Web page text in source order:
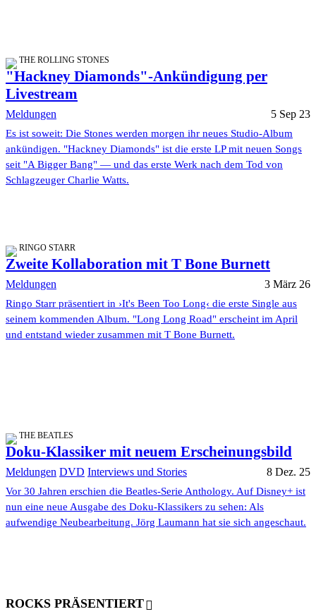
THE ROLLING STONES
"Hackney Diamonds"-Ankündigung per
Livestream
Meldungen 5 Sep 23
Es ist soweit: Die Stones werden morgen ihr neues Studio-Album
ankündigen. "Hackney Diamonds" ist die erste LP mit neuen Songs
seit "A Bigger Bang" — und das erste Werk nach dem Tod von
Schlagzeuger Charlie Watts.
RINGO STARR
Zweite Kollaboration mit T Bone Burnett
Meldungen 3 März 26
Ringo Starr präsentiert in ›It's Been Too Long‹ die erste Single aus
seinem kommenden Album. "Long Long Road" erscheint im April
und entstand wieder zusammen mit T Bone Burnett.
THE BEATLES
Doku-Klassiker mit neuem Erscheinungsbild
Meldungen DVD Interviews und Stories 8 Dez. 25
Vor 30 Jahren erschien die Beatles-Serie Anthology. Auf Disney+ ist
nun eine neue Ausgabe des Doku-Klassikers zu sehen: Als
aufwendige Neubearbeitung. Jörg Laumann hat sie sich angeschaut.
ROCKS PRÄSENTIERT